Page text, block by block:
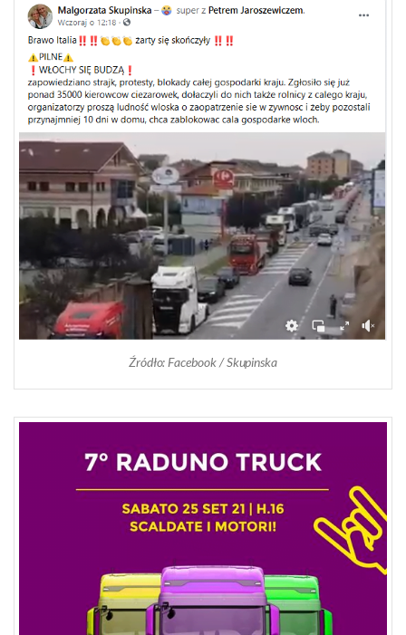
Źródło: Facebook / Skupinska